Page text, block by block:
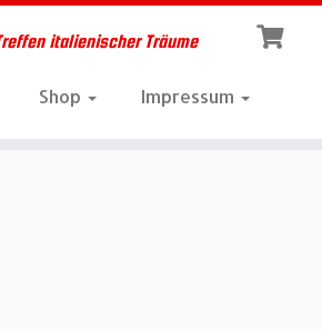
italienischer Träume
Shop Impressum